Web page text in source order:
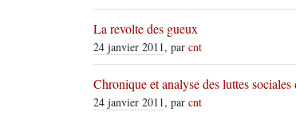
La revolte des gueux
24 janvier 2011, par cnt
Chronique et analyse des luttes
24 janvier 2011, par cnt